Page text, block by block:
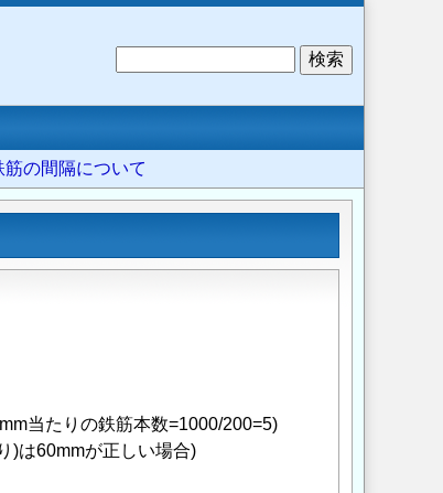
の間隔について
当たりの鉄筋本数=1000/200=5)
60mmが正しい場合)